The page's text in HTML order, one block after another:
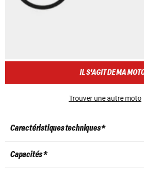
IL S'AGIT DE MA
Trouver une autre moto
Caractéristiques techniques *
Capacités *